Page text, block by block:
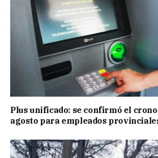
Plus unificado: se confirmó el
agosto para empleados